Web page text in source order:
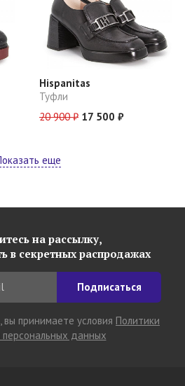
Hispanitas
Туфли
20 900 ₽ 17 500 ₽
еще
на рассылку,
в секретных распродажах
Подписаться
принимаете условия Политики
персональных данных